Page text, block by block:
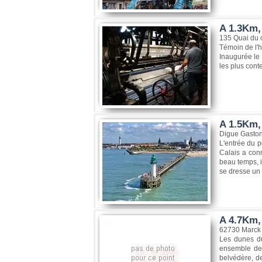
A
135 Quai du
Témoin de
Inaugurée le
les plus
A
Digue
L'entrée du
Calais a
beau temps,
se dresse
A
62730 Marck
Les dunes
ensemble
belvédère,